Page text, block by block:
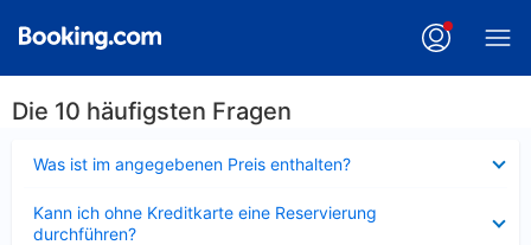
Die 10 häufigsten Fragen
Was ist im angegebenen Preis enthalten?
Kann ich ohne Kreditkarte eine Reservierung
durchführen?